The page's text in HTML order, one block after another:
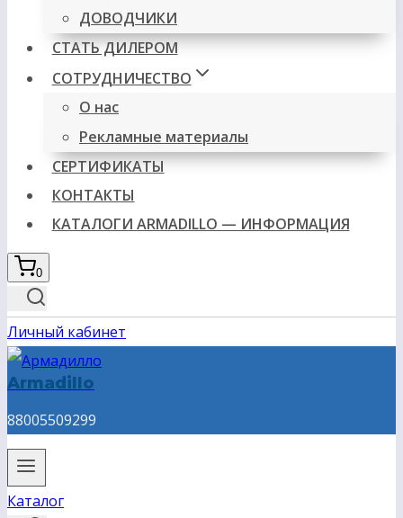
ДОВОДЧИКИ
СТАТЬ ДИЛЕРОМ
СОТРУДНИЧЕСТВО
О нас
Рекламные материалы
СЕРТИФИКАТЫ
КОНТАКТЫ
КАТАЛОГИ ARMADILLO — ИНФОРМАЦИЯ
0
Личный кабинет
Armadillo
88005509299
Каталог